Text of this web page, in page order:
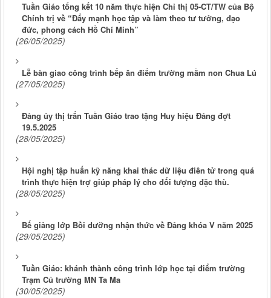
Tuần Giáo tổng kết 10 năm thực hiện Chỉ thị 05-CT/TW của Bộ
Chính trị về “Đẩy mạnh học tập và làm theo tư tưởng, đạo
đức, phong cách Hồ Chí Minh”
(26/05/2025)
Lễ bàn giao công trình bếp ăn điểm trường mầm non Chua Lú
(27/05/2025)
Đảng ủy thị trấn Tuần Giáo trao tặng Huy hiệu Đảng đợt
19.5.2025
(28/05/2025)
Hội nghị tập huấn kỹ năng khai thác dữ liệu điên tử trong quá
trình thực hiện trợ giúp pháp lý cho đối tượng đặc thù.
(28/05/2025)
Bế giảng lớp Bồi dưỡng nhận thức về Đảng khóa V năm 2025
(29/05/2025)
Tuần Giáo: khánh thành công trình lớp học tại điểm trường
Trạm Củ trường MN Ta Ma
(30/05/2025)